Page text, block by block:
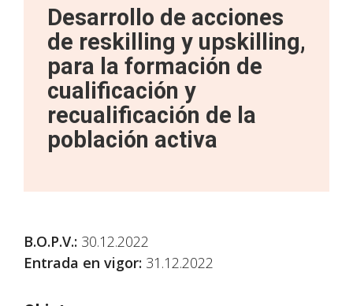
Desarrollo de acciones
de reskilling y upskilling,
para la formación de
cualificación y
recualificación de la
población activa
B.O.P.V.: 30.12.2022
Entrada en vigor: 31.12.2022